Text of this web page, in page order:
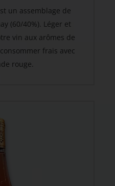
un assemblage de
(60/40%). Léger et
vin aux arômes de
frais avec
rouge.